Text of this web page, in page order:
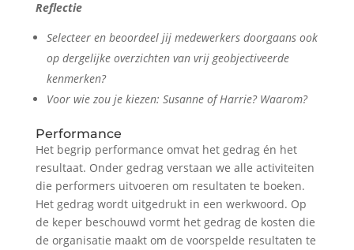
Reflectie
Selecteer en beoordeel jij medewerkers doorgaans ook
op dergelijke overzichten van vrij geobjectiveerde
kenmerken?
Voor wie zou je kiezen: Susanne of Harrie? Waarom?
Performance
Het begrip performance omvat het gedrag én het
resultaat. Onder gedrag verstaan we alle activiteiten
die performers uitvoeren om resultaten te boeken.
Het gedrag wordt uitgedrukt in een werkwoord. Op
de keper beschouwd vormt het gedrag de kosten die
de organisatie maakt om de voorspelde resultaten te